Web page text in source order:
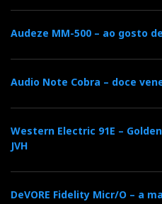
António Domingos -
Morada:
Rua Da Casquilha, nº2 A
Audeze MM-500 – ao gosto
Audio Note Cobra – doce
Western Electric 91E –
JVH
DeVORE Fidelity Micr/O – a